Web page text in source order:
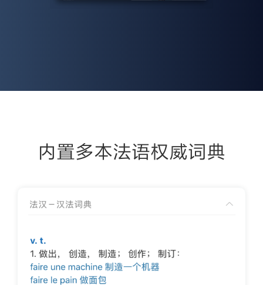
内置多本法语权威词典